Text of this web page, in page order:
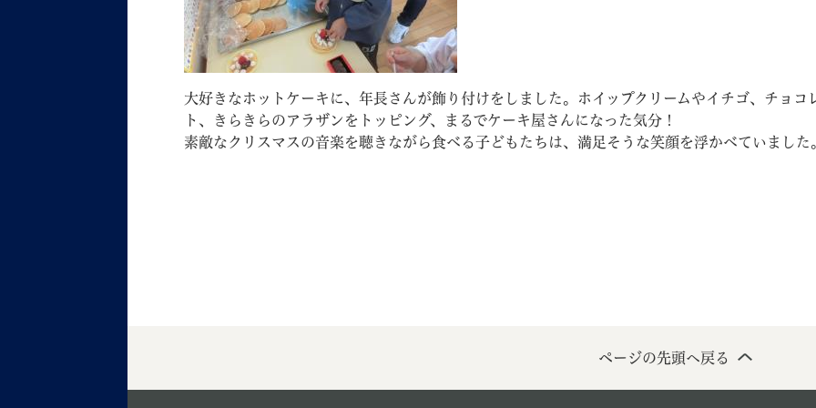
大好きなホットケーキに、年長さんが飾り付けをしました。ホイップクリームやイチゴ、チョコ
ト、きらきらのアラザンをトッピング、まるでケーキ屋さんになった気分！
素敵なクリスマスの音楽を聴きながら食べる子どもたちは、満足そうな笑顔を浮かべていました
ページの先頭へ戻る